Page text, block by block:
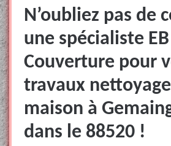
N’oubliez pas de
une spécialiste EB
Couverture pour
travaux
maison à
dans le 88520 !